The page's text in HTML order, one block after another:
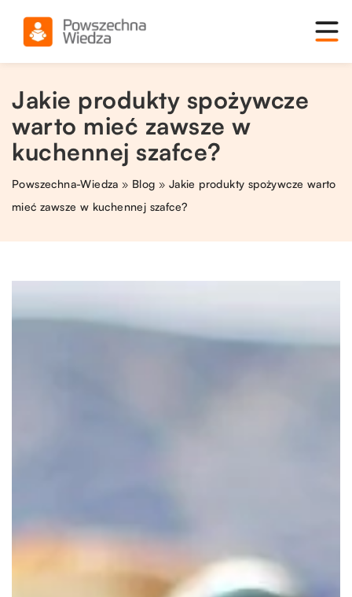
Jakie produkty spożywcze
warto mieć zawsze w
kuchennej szafce?
Powszechna-Wiedza » Blog » Jakie produkty spożywcze warto
mieć zawsze w kuchennej szafce?